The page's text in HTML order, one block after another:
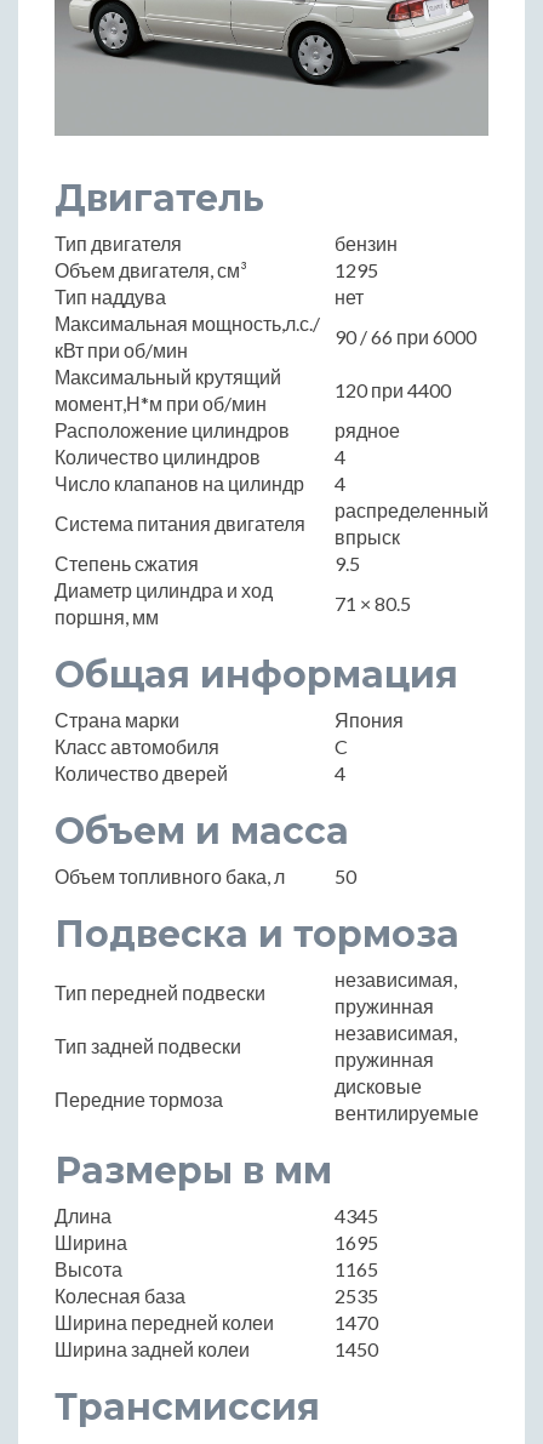
Двигатель
Тип двигателя
бензин
Объем двигателя, см³
1295
Тип наддува
нет
Максимальная мощность,л.с./
кВт при об/мин
90 / 66 при 6000
Максимальный крутящий
момент,Н*м при об/мин
120 при 4400
Расположение цилиндров
рядное
Количество цилиндров
4
Число клапанов на цилиндр
4
Система питания двигателя
распределенный
впрыск
Степень сжатия
9.5
Диаметр цилиндра и ход
поршня, мм
71 × 80.5
Общая информация
Страна марки
Япония
Класс автомобиля
C
Количество дверей
4
Объем и масса
Объем топливного бака, л 50
Подвеска и тормоза
Тип передней подвески
независимая,
пружинная
Тип задней подвески
независимая,
пружинная
Передние тормоза
дисковые
вентилируемые
Размеры в мм
Длина
4345
Ширина
1695
Высота
1165
Колесная база
2535
Ширина передней колеи
1470
Ширина задней колеи
1450
Трансмиссия